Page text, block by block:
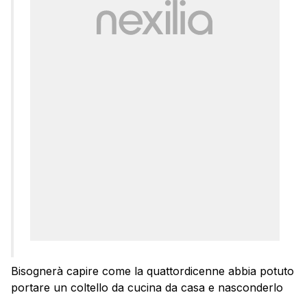
Bisognerà capire come la quattordicenne abbia potuto
portare un coltello da cucina da casa e nasconderlo